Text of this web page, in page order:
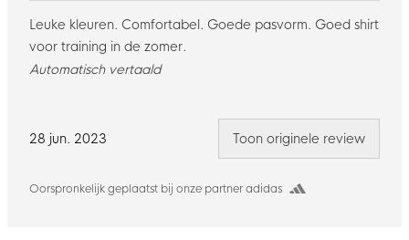
28 jun. 2023
Oorspronkelijk geplaatst bij onze partner adidas
Leuke kleuren. Comfortabel. Goede pasvorm. Goed shirt
voor training in de zomer.
Automatisch vertaald
Toon originele review